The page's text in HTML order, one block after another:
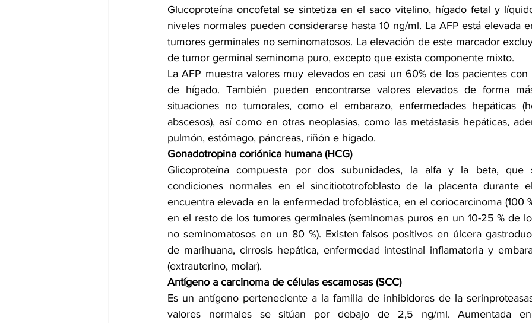
Glucoproteína oncofetal se sintetiza en el saco vitelino, hígado fetal y
niveles normales pueden considerarse hasta 10 ng/ml. La AFP está elevada
tumores germinales no seminomatosos. La elevación de este marcador
de tumor germinal seminoma puro, excepto que exista componente mixto.
La AFP muestra valores muy elevados en casi un 60% de los pacientes
de hígado. También pueden encontrarse valores elevados de forma
situaciones no tumorales, como el embarazo, enfermedades hepáticas
abscesos), así como en otras neoplasias, como las metástasis hepáticas,
pulmón, estómago, páncreas, riñón e hígado.
Gonadotropina coriónica humana (HCG)
Glicoproteína compuesta por dos subunidades, la alfa y la beta, que
condiciones normales en el sincitiototrofoblasto de la placenta durante
encuentra elevada en la enfermedad trofoblástica, en el coriocarcinoma (100
en el resto de los tumores germinales (seminomas puros en un 10-25 % de
no seminomatosos en un 80 %). Existen falsos positivos en úlcera
de marihuana, cirrosis hepática, enfermedad intestinal inflamatoria y
(extrauterino, molar).
Antígeno a carcinoma de células escamosas (SCC)
Es un antígeno perteneciente a la familia de inhibidores de la
valores normales se sitúan por debajo de 2,5 ng/ml. Aumentada en